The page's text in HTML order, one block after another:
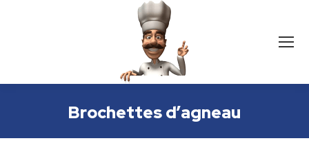
Brochettes d’agneau